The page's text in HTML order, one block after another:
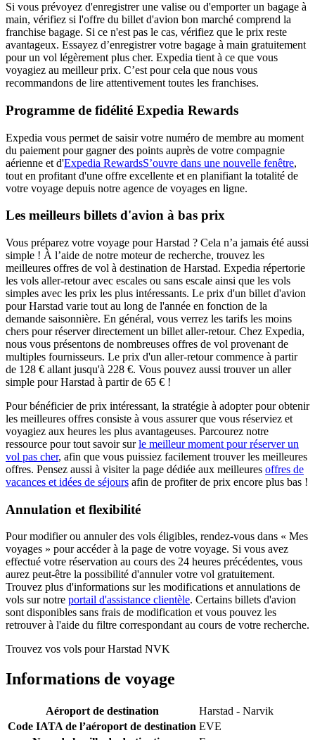
Si vous prévoyez d'enregistrer une valise ou d'emporter un bagage à
main, vérifiez si l'offre du billet d'avion bon marché comprend la
franchise bagage. Si ce n'est pas le cas, vérifiez que le prix reste
avantageux. Essayez d’enregistrer votre bagage à main gratuitement
pour un vol légèrement plus cher. Expedia tient à ce que vous
voyagiez au meilleur prix. C’est pour cela que nous vous
recommandons de lire attentivement toutes les franchises.
Programme de fidélité Expedia Rewards
Expedia vous permet de saisir votre numéro de membre au moment
du paiement pour gagner des points auprès de votre compagnie
aérienne et d'Expedia RewardsS’ouvre dans une nouvelle fenêtre,
tout en profitant d'une offre excellente et en planifiant la totalité de
votre voyage depuis notre agence de voyages en ligne.
Les meilleurs billets d'avion à bas prix
Vous préparez votre voyage pour Harstad ? Cela n’a jamais été aussi
simple ! À l’aide de notre moteur de recherche, trouvez les
meilleures offres de vol à destination de Harstad. Expedia répertorie
les vols aller-retour avec escales ou sans escale ainsi que les vols
simples avec les prix les plus intéressants. Le prix d'un billet d'avion
pour Harstad varie tout au long de l'année en fonction de la
demande saisonnière. En général, vous verrez les tarifs les moins
chers pour réserver directement un billet aller-retour. Chez Expedia,
nous vous présentons de nombreuses offres de vol provenant de
multiples fournisseurs. Le prix d'un aller-retour commence à partir
de 128 € allant jusqu'à 228 €. Vous pouvez aussi trouver un aller
simple pour Harstad à partir de 65 € !
Pour bénéficier de prix intéressant, la stratégie à adopter pour obtenir
les meilleures offres consiste à vous assurer que vous réserviez et
voyagiez aux heures les plus avantageuses. Parcourez notre
ressource pour tout savoir surle meilleur moment pour réserver un
vol pas cher, afin que vous puissiez facilement trouver les meilleures
offres. Pensez aussi à visiter la page dédiée aux meilleures offres de
vacances et idées de séjours afin de profiter de prix encore plus bas !
Annulation et flexibilité
Pour modifier ou annuler des vols éligibles, rendez-vous dans « Mes
voyages » pour accéder à la page de votre voyage. Si vous avez
effectué votre réservation au cours des 24 heures précédentes, vous
aurez peut-être la possibilité d'annuler votre vol gratuitement.
Trouvez plus d'informations sur les modifications et annulations de
vols sur notre portail d'assistance clientèle. Certains billets d'avion
sont disponibles sans frais de modification et vous pouvez les
retrouver à l'aide du filtre correspondant au cours de votre recherche.
Trouvez vos vols pour Harstad NVK
Informations de voyage
Aéroport de destination
Harstad - Narvik
Code IATA de l’aéroport de destination EVE